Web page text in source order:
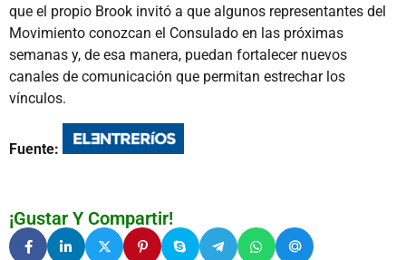
que el propio Brook invitó a que algunos representantes del
Movimiento conozcan el Consulado en las próximas
semanas y, de esa manera, puedan fortalecer nuevos
canales de comunicación que permitan estrechar los
vínculos.
Fuente:
¡Gustar Y Compartir!